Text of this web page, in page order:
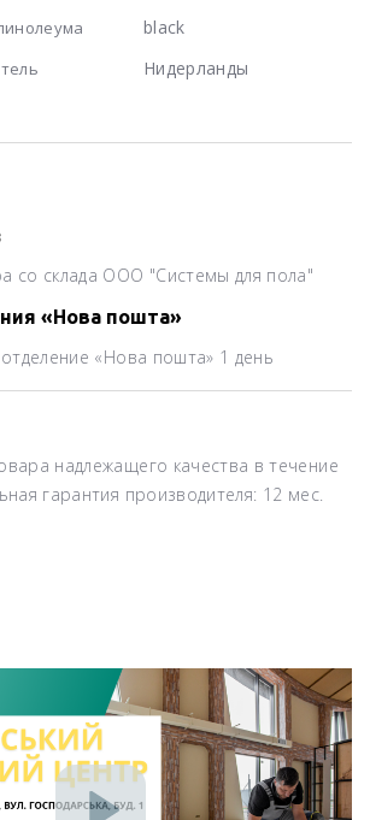
со склада ООО "Системы для пола"
«Нова пошта»
«Нова пошта» 1 день
надлежащего качества в течение
гарантия производителя: 12 мес.
black
Нидерланды